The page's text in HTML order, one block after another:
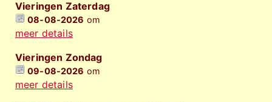
Vieringen Zaterdag
08-08-2026 om
meer details
Vieringen Zondag
09-08-2026 om
meer details